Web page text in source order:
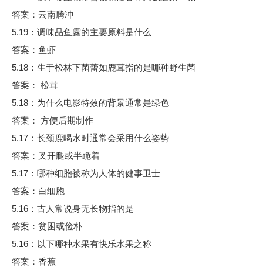
答案：云南腾冲
5.19：调味品鱼露的主要原料是什么
答案：鱼虾
5.18：生于松林下菌蕾如鹿茸指的是哪种野生菌
答案： 松茸
5.18：为什么电影特效的背景通常是绿色
答案： 方便后期制作
5.17：长颈鹿喝水时通常会采用什么姿势
答案：叉开腿或半跪着
5.17：哪种细胞被称为人体的健事卫士
答案：白细胞
5.16：古人常说身无长物指的是
答案：贫困或俭朴
5.16：以下哪种水果有快乐水果之称
答案：香蕉